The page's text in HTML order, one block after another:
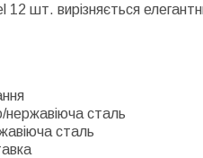
12 шт. вирізняється
нержавіюча сталь
сталь